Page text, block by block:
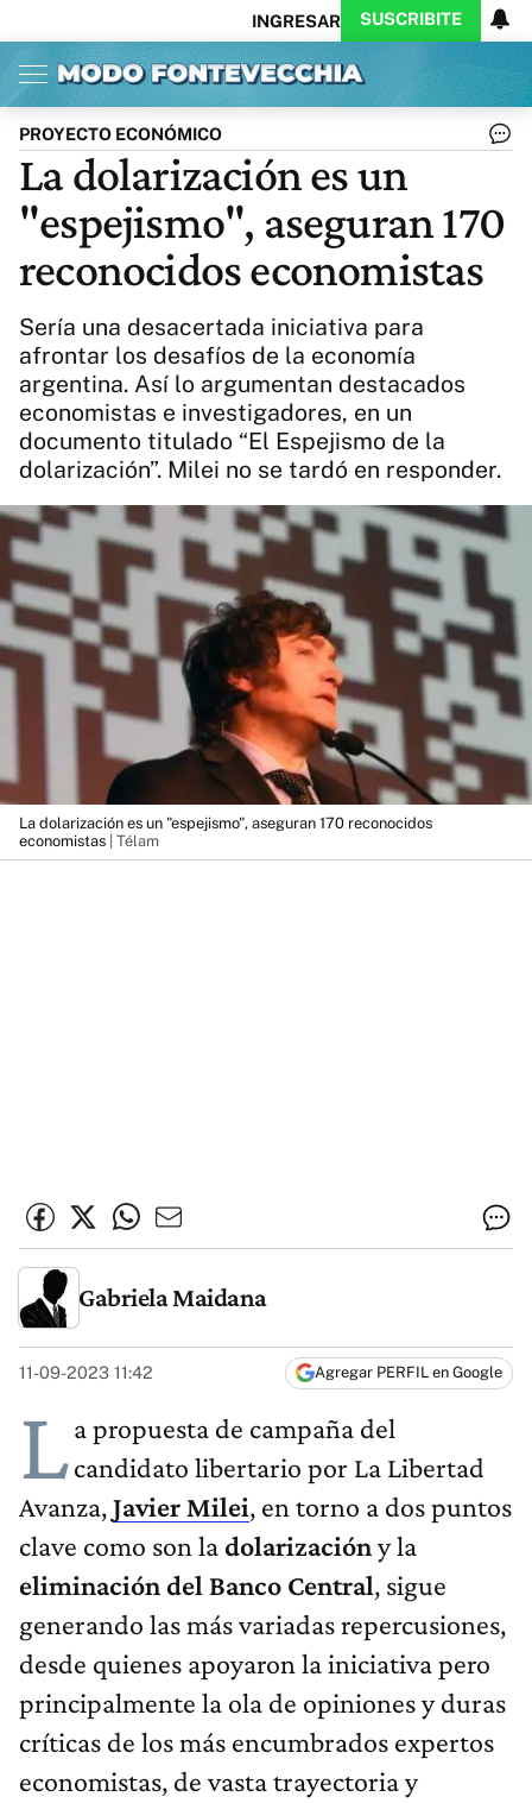
INGRESAR SUSCRIBITE
Inicio Ahora
Opinión
Política
Ciencia
Protagonistas
Cultura
Arte
Educación
Internacional
Clima
CARAS
Exitoina
Turismo
Videos
Córdoba
Reperfilar
Business
Noticias
Exitoina
Gaming
Vivo
Diario del Juicio
Actualidad
PROYECTO ECONÓMICO
La dolarización es un
"espejismo", aseguran 170
reconocidos economistas
Sería una desacertada iniciativa para
afrontar los desafíos de la economía
argentina. Así lo argumentan destacados
economistas e investigadores, en un
documento titulado “El Espejismo de la
dolarización”. Milei no se tardó en responder.
La dolarización es un "espejismo", aseguran 170 reconocidos
economistas | Télam
Gabriela Maidana
11-09-2023 11:42 Agregar PERFIL en Google
La propuesta de campaña del
candidato libertario por La Libertad
Avanza,Javier Milei, en torno a dos puntos
clave como son ladolarizacióny la
eliminación del Banco Central, sigue
generando las más variadas repercusiones,
desde quienes apoyaron la iniciativa pero
principalmente la ola de opiniones y duras
críticas de los más encumbrados expertos
economistas, de vasta trayectoria y